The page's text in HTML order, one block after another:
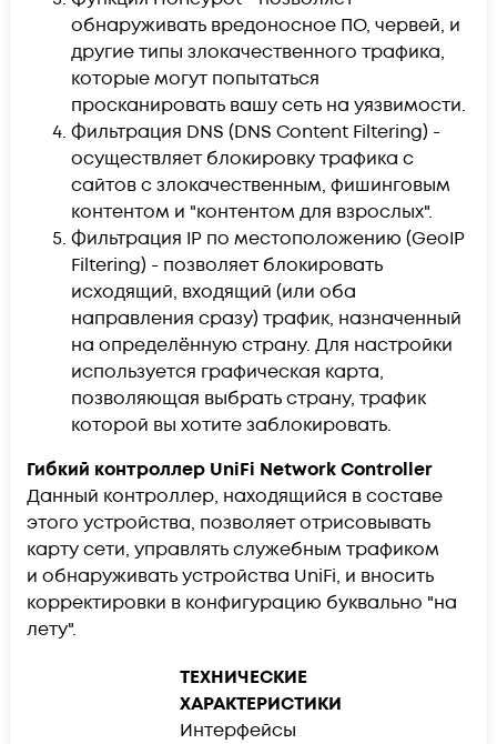
обнаруживать вредоносное ПО, червей, и
другие типы злокачественного трафика,
которые могут попытаться
просканировать вашу сеть на уязвимости.
Фильтрация DNS (DNS Content Filtering) -
осуществляет блокировку трафика с
сайтов с злокачественным, фишинговым
контентом и "контентом для взрослых".
Фильтрация IP по местоположению (GeoIP
Filtering) - позволяет блокировать
исходящий, входящий (или оба
направления сразу) трафик, назначенный
на определённую страну. Для настройки
используется графическая карта,
позволяющая выбрать страну, трафик
которой вы хотите заблокировать.
Гибкий контроллер UniFi Network Controller
Данный контроллер, находящийся в составе
этого устройства, позволяет отрисовывать
карту сети, управлять служебным трафиком
и обнаруживать устройства UniFi, и вносить
корректировки в конфигурацию буквально "на
лету".
ТЕХНИЧЕСКИЕ
ХАРАКТЕРИСТИКИ
Интерфейсы